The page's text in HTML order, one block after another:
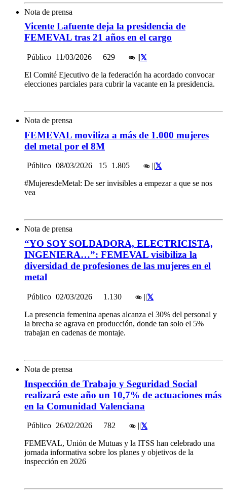
Nota de prensa
Vicente Lafuente deja la presidencia de
FEMEVAL tras 21 años en el cargo
Público 11/03/2026 629 ||
El Comité Ejecutivo de la federación ha acordado convocar
elecciones parciales para cubrir la vacante en la presidencia.
Nota de prensa
FEMEVAL moviliza a más de 1.000 mujeres
del metal por el 8M
Público 08/03/2026 15 1.805 ||
#MujeresdeMetal: De ser invisibles a empezar a que se nos
vea
Nota de prensa
“YO SOY SOLDADORA, ELECTRICISTA,
INGENIERA…”: FEMEVAL visibiliza la
diversidad de profesiones de las mujeres en el
metal
Público 02/03/2026 1.130 ||
La presencia femenina apenas alcanza el 30% del personal y
la brecha se agrava en producción, donde tan solo el 5%
trabajan en cadenas de montaje.
Nota de prensa
Inspección de Trabajo y Seguridad Social
realizará este año un 10,7% de actuaciones más
en la Comunidad Valenciana
Público 26/02/2026 782 ||
FEMEVAL, Unión de Mutuas y la ITSS han celebrado una
jornada informativa sobre los planes y objetivos de la
inspección en 2026